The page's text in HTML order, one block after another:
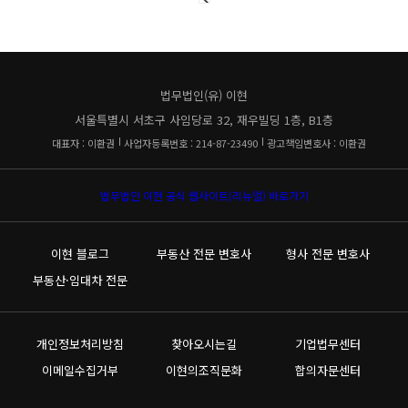
법무법인(유) 이현
서울특별시 서초구 사임당로 32, 재우빌딩 1층, B1층
대표자 : 이환권 사업자등록번호 : 214-87-23490 광고책임변호사 : 이환권
법무법인 이현 공식 웹사이트(리뉴얼) 바로가기
이현 블로그 부동산 전문 변호사
형사 전문 변호사
부동산·임대차 전문
개인정보처리방침 찾아오시는길
기업법무센터
이메일수집거부
이현의조직문화 합의자문센터